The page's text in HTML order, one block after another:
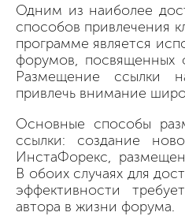
Одним из наиболее
способов привлечения
программе является
форумов, посвященных
Размещение ссылки
привлечь внимание
Основные способы
ссылки: создание
ИнстаФорекс,
В обоих случаях для
эффективности
автора в жизни форума.